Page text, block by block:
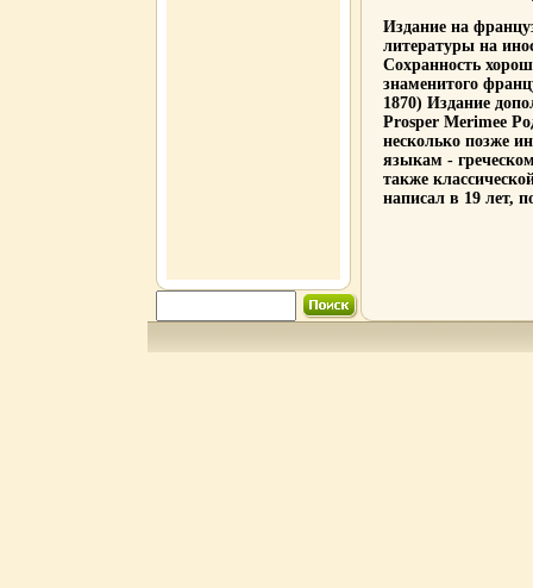
Издание на
литературы на
Сохранность
знаменитого
1870) Издание
Prosper Merimee
несколько позже
языкам -
также
написал в 19 лет,